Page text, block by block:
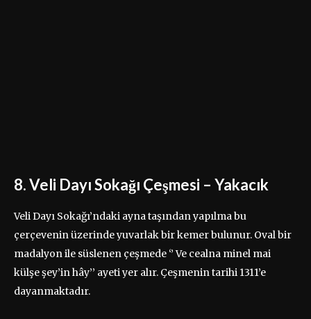
8. Veli Dayı Sokağı Çeşmesi – Yakacık
Veli Dayı Sokağı’ndaki ayna taşından yapılma bu
çerçevenin üzerinde yuvarlak bir kemer bulunur. Oval bir
madalyon ile süslenen çeşmede ‘’ Ve cealna minel mai
külşe şey’in hây’’ ayeti yer alır. Çeşmenin tarihi 1311’e
dayanmaktadır.